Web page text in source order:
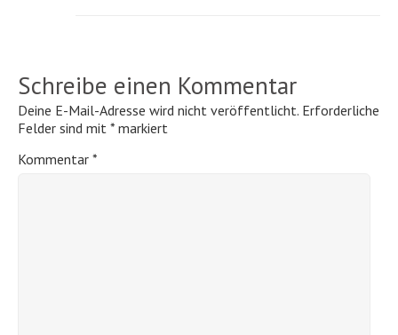
Schreibe einen Kommentar
Deine E-Mail-Adresse wird nicht veröffentlicht. Erforderliche
Felder sind mit * markiert
Kommentar *